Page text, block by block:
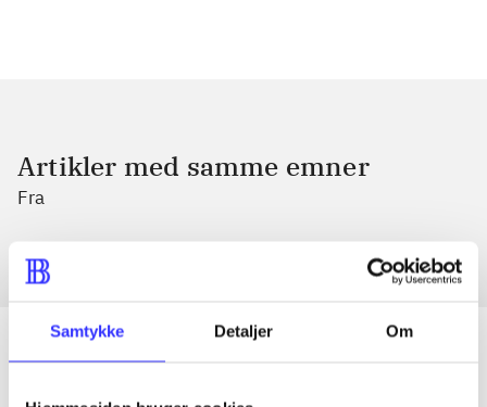
Samtykke Detaljer Om
Artikler med samme emner
Fra